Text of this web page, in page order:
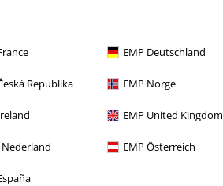
EMP Deutschland
Republika EMP Norge
EMP United Kingdom
Nederland EMP Österreich